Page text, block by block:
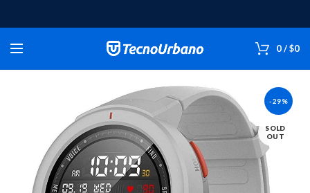
0/$0
-29%
SOLD
OUT